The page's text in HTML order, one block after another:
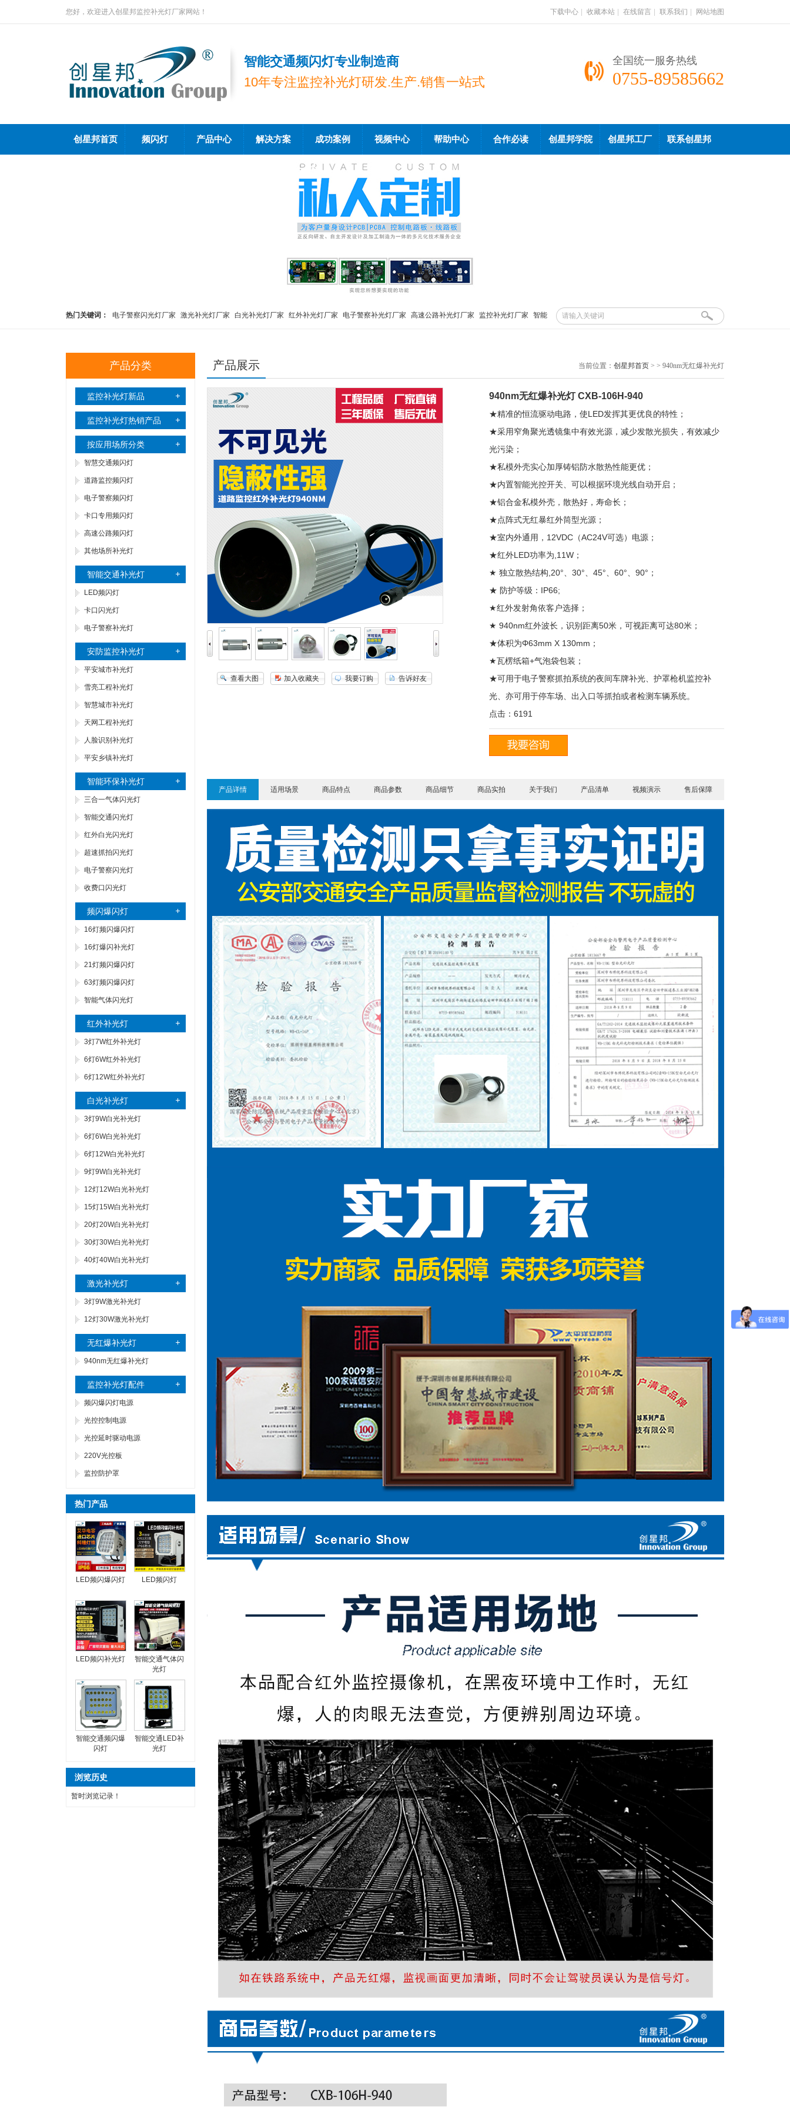
您好，欢迎进入创星邦监控补光灯厂家网站！ 下载中心 收藏本站 在线留言 联系我们 网站地图
智能交通频闪灯专业制造商
10年专注监控补光灯研发.生产.销售一站式
全国统一服务热线
0755-89585662
创星邦首页 频闪灯 产品中心 解决方案 成功案例 视频中心 帮助中心 合作必读 创星邦学院 创星邦工厂 联系创星邦
热门关键词： 电子警察闪光灯厂家 激光补光灯厂家 白光补光灯厂家 红外补光灯厂家 电子警察补光灯厂家 高速公路补光灯厂家 监控补光灯厂家 智能
产品分类
监控补光灯新品
监控补光灯热销产品
按应用场所分类
智慧交通频闪灯
道路监控频闪灯
电子警察频闪灯
卡口专用频闪灯
高速公路频闪灯
其他场所补光灯
智能交通补光灯
LED频闪灯
卡口闪光灯
电子警察补光灯
安防监控补光灯
平安城市补光灯
雪亮工程补光灯
智慧城市补光灯
天网工程补光灯
人脸识别补光灯
平安乡镇补光灯
智能环保补光灯
三合一气体闪光灯
智能交通闪光灯
红外白光闪光灯
超速抓拍闪光灯
电子警察闪光灯
收费口闪光灯
频闪爆闪灯
16灯频闪爆闪灯
16灯爆闪补光灯
21灯频闪爆闪灯
63灯频闪爆闪灯
智能气体闪光灯
红外补光灯
3灯7W红外补光灯
6灯6W红外补光灯
6灯12W红外补光灯
白光补光灯
3灯9W白光补光灯
6灯6W白光补光灯
6灯12W白光补光灯
9灯9W白光补光灯
12灯12W白光补光灯
15灯15W白光补光灯
20灯20W白光补光灯
30灯30W白光补光灯
40灯40W白光补光灯
激光补光灯
3灯9W激光补光灯
12灯30W激光补光灯
无红爆补光灯
940nm无红爆补光灯
监控补光灯配件
频闪爆闪灯电源
光控控制电源
光控延时驱动电源
220V光控板
监控防护罩
热门产品
LED频闪爆闪灯 LED频闪灯
LED频闪补光灯
智能交通气体闪
光灯
智能交通频闪爆
闪灯
智能交通LED补
光灯
浏览历史
暂时浏览记录！
产品展示 当前位置： 创星邦首页 > > 940nm无红爆补光灯
查看大图 加入收藏夹 我要订购 告诉好友
940nm无红爆补光灯 CXB-106H-940
★精准的恒流驱动电路，使LED发挥其更优良的特性；
★采用窄角聚光透镜集中有效光源，减少发散光损失，有效减少
光污染；
★私模外壳实心加厚铸铝防水散热性能更优；
★内置智能光控开关、可以根据环境光线自动开启；
★铝合金私模外壳，散热好，寿命长；
★点阵式无红暴红外筒型光源；
★室内外通用，12VDC（AC24V可选）电源；
★红外LED功率为,11W；
★ 独立散热结构,20°、30°、45°、60°、90°；
★ 防护等级：IP66;
★红外发射角依客户选择；
★ 940nm红外波长，识别距离50米，可视距离可达80米；
★体积为Φ63mm X 130mm；
★瓦楞纸箱+气泡袋包装；
★可用于电子警察抓拍系统的夜间车牌补光、护罩枪机监控补
光、亦可用于停车场、出入口等抓拍或者检测车辆系统。
点击：6191
产品详情 适用场景 商品特点 商品参数 商品细节 商品实拍 关于我们 产品清单 视频演示 售后保障